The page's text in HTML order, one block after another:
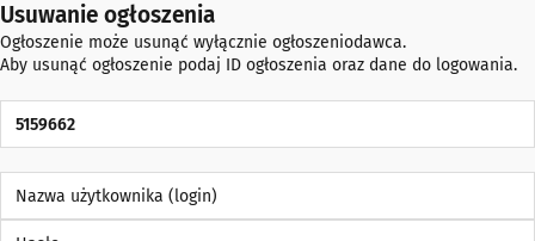
Usuwanie ogłoszenia
Ogłoszenie może usunąć wyłącznie ogłoszeniodawca.
Aby usunąć ogłoszenie podaj ID ogłoszenia oraz dane do logowania.